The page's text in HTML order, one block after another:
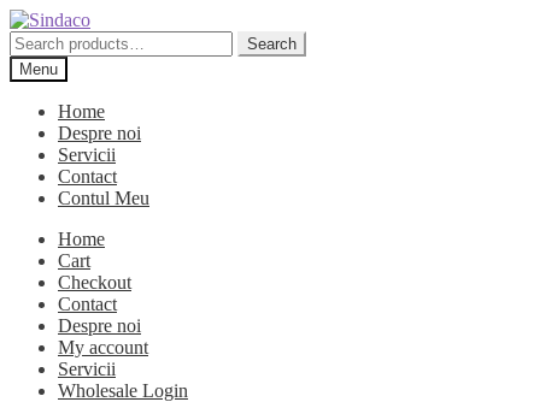
Skip
to
navigation
Skip
to
content
Search
for:
Search
Menu
Home
Despre noi
Servicii
Contact
Contul Meu
Home
Cart
Checkout
Contact
Despre noi
My account
Servicii
Wholesale Login